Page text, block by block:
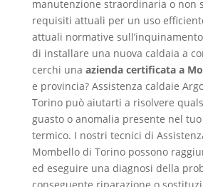
manutenzione straordinaria o non
requisiti attuali per un uso
attuali normative
di installare una nuova caldaia a
cerchi una azienda certificata a
e provincia? Assistenza caldaie
Torino può aiutarti a risolvere
guasto o anomalia presente nel
termico. I nostri tecnici di
Mombello di Torino possono
ed eseguire una diagnosi della